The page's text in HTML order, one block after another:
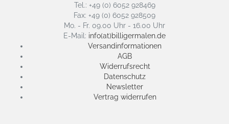
Tel.: +49 (0) 6052 928469
Fax: +49 (0) 6052 928509
Mo. - Fr. 09.00 Uhr - 16.00 Uhr
E-Mail: info(at)billigermalen.de
Versandinformationen
AGB
Widerrufsrecht
Datenschutz
Newsletter
Vertrag widerrufen